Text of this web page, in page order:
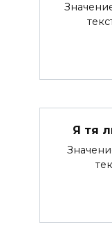
Я тя